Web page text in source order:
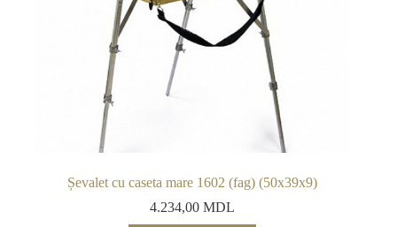
Șevalet cu caseta mare 1602 (fag) (50х39х9)
4.234,00MDL